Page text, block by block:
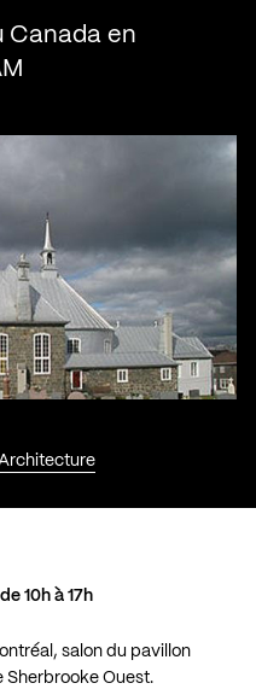
Canada en
Architecture
10h à 17h
salon du pavillon
Sherbrooke Ouest.